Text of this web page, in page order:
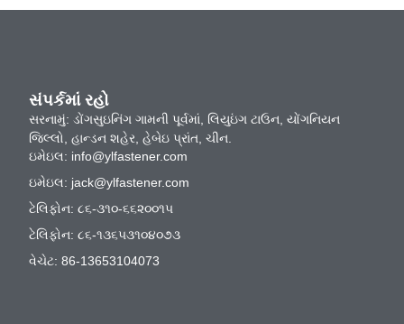
સંપર્કમાં રહો
સરનામું: ડોંગસુઇનિંગ ગામની પૂર્વમાં, લિયુઇંગ ટાઉન, યોંગનિયન
જિલ્લો, હાન્ડન શહેર, હેબેઇ પ્રાંત, ચીન.
ઇમેઇલ: info@ylfastener.com
ઇમેઇલ: jack@ylfastener.com
ટેલિફોન: ૮૬-૩૧૦-૬૬૨૦૦૧૫
ટેલિફોન: ૮૬-૧૩૬૫૩૧૦૪૦૭૩
વેચેટ: 86-13653104073